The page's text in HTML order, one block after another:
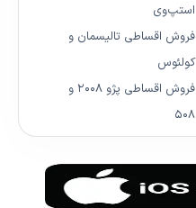
استپ‌وی
فروش اقساطی تالیسمان و
کولئوس
فروش اقساطی پژو ۲۰۰۸ و
۵۰۸